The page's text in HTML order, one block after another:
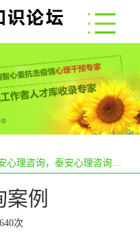
咨询，泰安心理咨询哪里好？
例
640次